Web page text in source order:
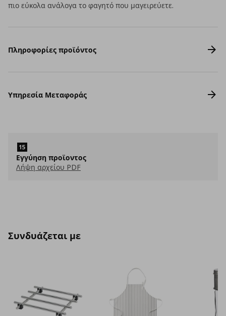
πιο εύκολα ανάλογα το φαγητό που μαγειρεύετε.
Πληροφορίες προϊόντος
Υπηρεσία Μεταφοράς
Εγγύηση προϊοντος
Λήψη αρχείου PDF
Συνδυάζεται με